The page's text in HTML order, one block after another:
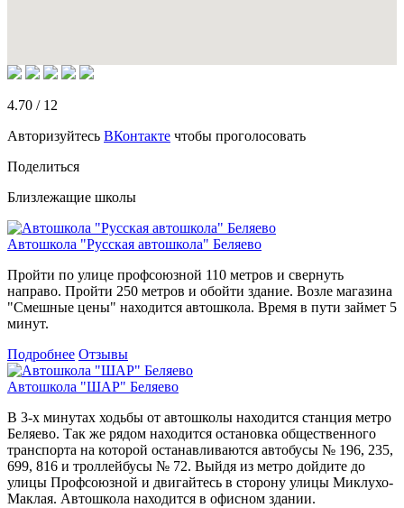
4.70 / 12
Авторизуйтесь ВКонтакте чтобы проголосовать
Поделиться
Близлежащие школы
Автошкола "Русская автошкола" Беляево
Пройти по улице профсоюзной 110 метров и свернуть
направо. Пройти 250 метров и обойти здание. Возле магазина
"Смешные цены" находится автошкола. Время в пути займет 5
минут.
Подробнее Отзывы
Автошкола "ШАР" Беляево
В 3-х минутах ходьбы от автошколы находится станция метро
Беляево. Так же рядом находится остановка общественного
транспорта на которой останавливаются автобусы № 196, 235,
699, 816 и троллейбусы № 72. Выйдя из метро дойдите до
улицы Профсоюзной и двигайтесь в сторону улицы Миклухо-
Маклая. Автошкола находится в офисном здании.